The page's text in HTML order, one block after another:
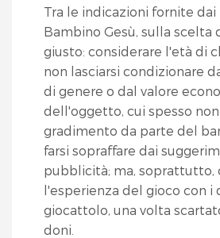
Tra le indicazioni fornite
Bambino Gesù, sulla scelta
giusto: considerare l'età di
non lasciarsi condizionare
di genere o dal valore
dell'oggetto, cui spesso
gradimento da parte del
farsi sopraffare dai
pubblicità; ma, soprattutto,
l'esperienza del gioco con i
giocattolo, una volta
doni.